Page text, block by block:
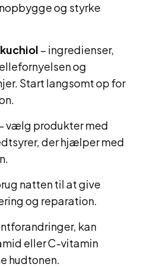
og styrke
– ingredienser,
og
Start langsomt op for
vælg produkter med
der hjælper med
natten til at give
og reparation.
kan
eller C-vitamin
hudtonen.